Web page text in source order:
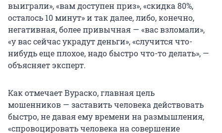
выиграли», «вам доступен приз», «скидка 80%,
осталось 10 минут» и так далее, либо, конечно,
негативная, более привычная — «вас взломали»,
«у вас сейчас украдут деньги», «случится что-
нибудь еще плохое, надо быстро что-то делать», —
объясняет эксперт.
Как отмечает Вураско, главная цель
мошенников — заставить человека действовать
быстро, не давая ему времени на размышления,
«спровоцировать человека на совершение